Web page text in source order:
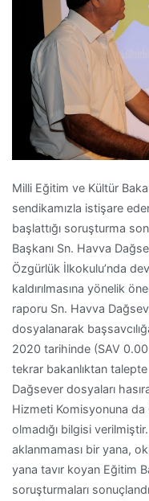
Milli Eğitim ve Kültür
sendikamızla istişare
başlattığı soruşturma
Başkanı Sn. Havva
Özgürlük İlkokulu’nda
kaldırılmasına yönelik
raporu Sn. Havva
dosyalanarak
2020 tarihinde (SAV
tekrar bakanlıktan
Dağsever dosyaları
Hizmeti Komisyonuna
olmadığı bilgisi
aklanmaması bir yana,
yana tavır koyan Eğitim
soruşturmaları